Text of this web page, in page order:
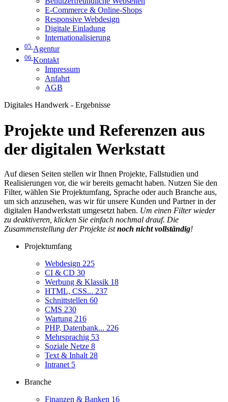
E-Commerce & Online-Shops
Responsive Webdesign
Digitale Einladung
Internationalisierung
05 Agentur
06 Kontakt
Impressum
Anfahrt
AGB
Digitales Handwerk - Ergebnisse
Projekte und Referenzen aus
der digitalen Werkstatt
Auf diesen Seiten stellen wir Ihnen Projekte, Fallstudien und
Realisierungen vor, die wir bereits gemacht haben. Nutzen Sie den
Filter, wählen Sie Projektumfang, Sprache oder auch Branche aus,
um sich anzusehen, was wir für unsere Kunden und Partner in der
digitalen Handwerkstatt umgesetzt haben. Um einen Filter wieder
zu deaktiveren, klicken Sie einfach nochmal drauf. Die
Zusammenstellung der Projekte istnoch nicht vollständig!
Projektumfang
Webdesign 225
CI & CD 30
Werbung & Klassik 18
HTML, CSS... 237
Schnittstellen 60
CMS 230
Wartung 216
PHP, Datenbank... 226
Mehrsprachig 53
Soziale Netze 8
Text & Inhalt 28
Intranet 5
Branche
Finanzen & Banken 16